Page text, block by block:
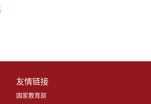
友情链接
国家教育部